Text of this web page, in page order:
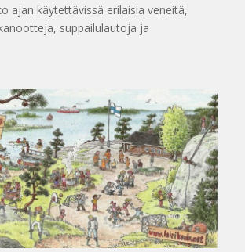
ajan käytettävissä erilaisia veneitä,
suppailulautoja ja